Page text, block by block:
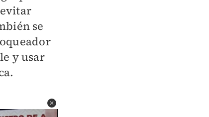
se
y usar